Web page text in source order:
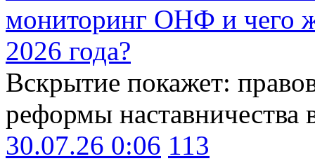
мониторинг ОНФ и чего
2026 года?
Вскрытие покажет:
реформы наставничества
30.07.26 0:06 113